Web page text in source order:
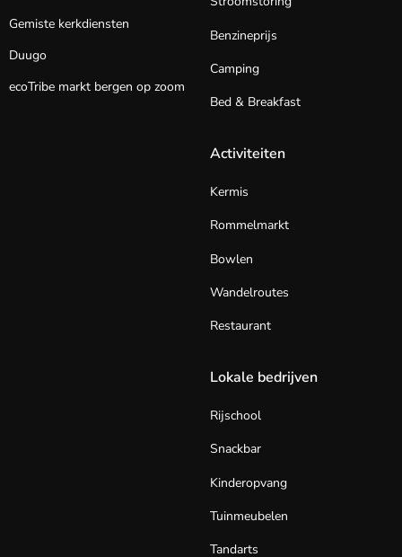
Gemiste kerkdiensten
Duugo
ecoTribe markt bergen op zoom
Benzineprijs
Camping
Bed & Breakfast
Activiteiten
Kermis
Rommelmarkt
Bowlen
Wandelroutes
Restaurant
Lokale bedrijven
Rijschool
Snackbar
Kinderopvang
Tuinmeubelen
Tandarts